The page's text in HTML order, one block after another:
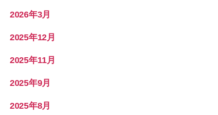
2026年3月
2025年12月
2025年11月
2025年9月
2025年8月